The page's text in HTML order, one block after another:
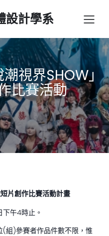
設計學系
視界SHOW」
比賽活動
片創作比賽活動計畫
下午4時止。
組)參賽者作品件數不限，惟